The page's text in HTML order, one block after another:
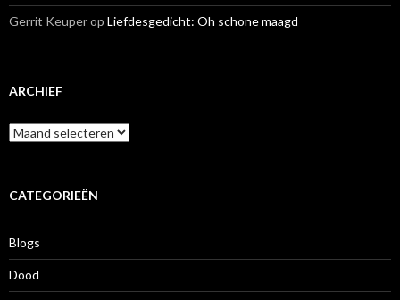
Gerrit Keuperop Liefdesgedicht: Oh schone maagd
ARCHIEF
A
r
iCATEGORIEËN
Blogs
Dood